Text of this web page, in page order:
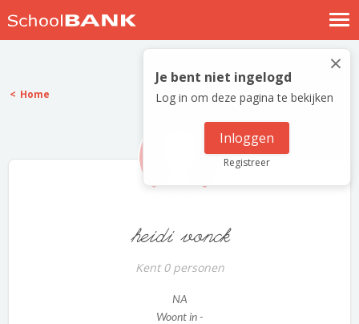
Nostalgische verhalen
Log in
Meld je gratis aan
×
Je bent niet ingelogd
Log in om deze pagina te bekijken
Inloggen
Registreer
Home
heidi vonck
Kent 0 personen
NA
Woont in -